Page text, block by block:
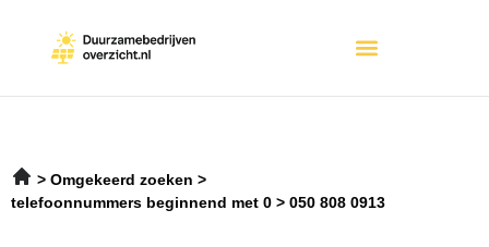
Omgekeerd zoeken
telefoonnummers beginnend met 0
050 808 0913